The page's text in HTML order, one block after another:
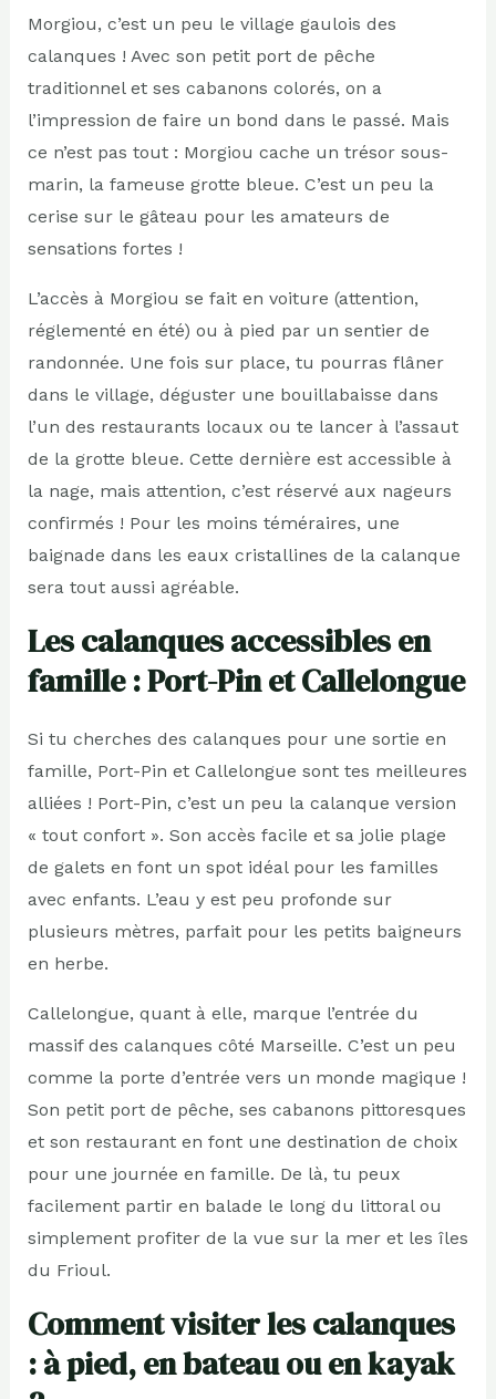
Morgiou, c’est un peu le village gaulois des
calanques ! Avec son petit port de pêche
traditionnel et ses cabanons colorés, on a
l’impression de faire un bond dans le passé. Mais
ce n’est pas tout : Morgiou cache un trésor sous-
marin, la fameuse grotte bleue. C’est un peu la
cerise sur le gâteau pour les amateurs de
sensations fortes !
L’accès à Morgiou se fait en voiture (attention,
réglementé en été) ou à pied par un sentier de
randonnée. Une fois sur place, tu pourras flâner
dans le village, déguster une bouillabaisse dans
l’un des restaurants locaux ou te lancer à l’assaut
de la grotte bleue. Cette dernière est accessible à
la nage, mais attention, c’est réservé aux nageurs
confirmés ! Pour les moins téméraires, une
baignade dans les eaux cristallines de la calanque
sera tout aussi agréable.
Les calanques accessibles en
famille : Port-Pin et Callelongue
Si tu cherches des calanques pour une sortie en
famille, Port-Pin et Callelongue sont tes meilleures
alliées ! Port-Pin, c’est un peu la calanque version
« tout confort ». Son accès facile et sa jolie plage
de galets en font un spot idéal pour les familles
avec enfants. L’eau y est peu profonde sur
plusieurs mètres, parfait pour les petits baigneurs
en herbe.
Callelongue, quant à elle, marque l’entrée du
massif des calanques côté Marseille. C’est un peu
comme la porte d’entrée vers un monde magique !
Son petit port de pêche, ses cabanons pittoresques
et son restaurant en font une destination de choix
pour une journée en famille. De là, tu peux
facilement partir en balade le long du littoral ou
simplement profiter de la vue sur la mer et les îles
du Frioul.
Comment visiter les calanques
: à pied, en bateau ou en kayak